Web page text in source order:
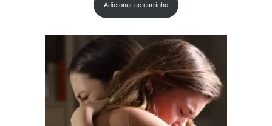
Adicionar ao carrinho